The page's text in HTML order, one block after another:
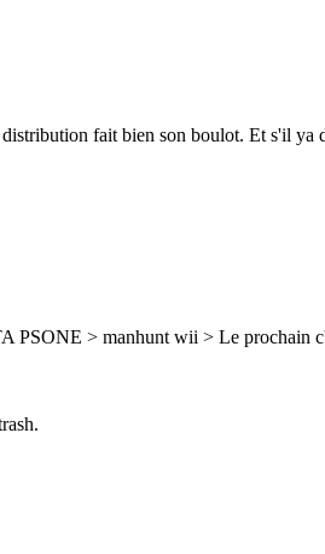
fait bien son boulot. Et s'il
PSONE > manhunt wii > Le prochain